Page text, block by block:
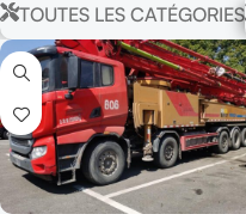
TOUTES LES CATÉGORIES